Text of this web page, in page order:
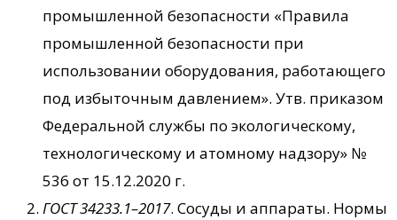
промышленной безопасности «Правила
промышленной безопасности при
использовании оборудования, работающего
под избыточным давлением». Утв. приказом
Федеральной службы по экологическому,
технологическому и атомному надзору» №
536 от 15.12.2020 г.
ГОСТ 34233.1–2017. Сосуды и аппараты. Нормы